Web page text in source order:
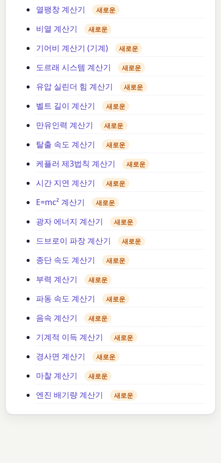
열팽창 계산기 새로운
비열 계산기 새로운
기어비 계산기 (기계) 새로운
도르래 시스템 계산기 새로운
유압 실린더 힘 계산기 새로운
벨트 길이 계산기 새로운
만유인력 계산기 새로운
탈출 속도 계산기 새로운
케플러 제3법칙 계산기 새로운
시간 지연 계산기 새로운
E=mc² 계산기 새로운
광자 에너지 계산기 새로운
드브로이 파장 계산기 새로운
종단 속도 계산기 새로운
부력 계산기 새로운
파동 속도 계산기 새로운
음속 계산기 새로운
기계적 이득 계산기 새로운
경사면 계산기 새로운
마찰 계산기 새로운
엔진 배기량 계산기 새로운